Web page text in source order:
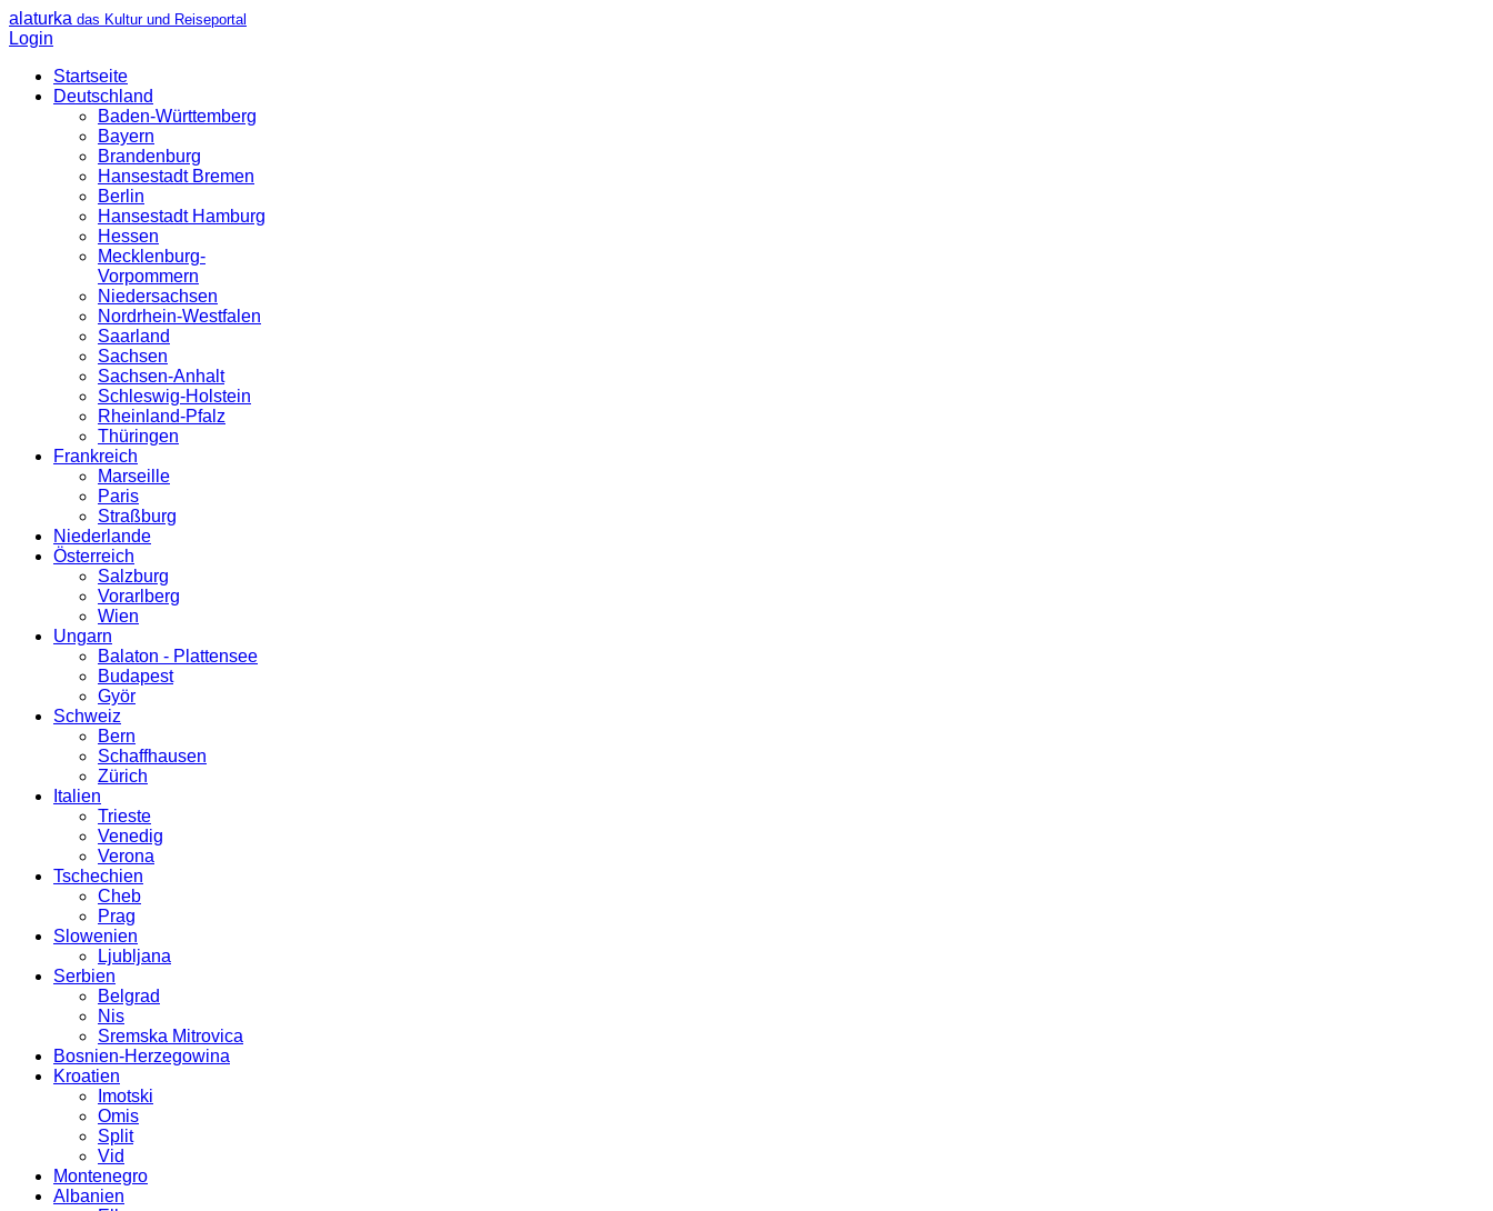
alaturka das Kultur und Reiseportal
Login
Startseite
Deutschland
Baden-Württemberg
Bayern
Brandenburg
Hansestadt Bremen
Berlin
Hansestadt Hamburg
Hessen
Mecklenburg-
Vorpommern
Niedersachsen
Nordrhein-Westfalen
Saarland
Sachsen
Sachsen-Anhalt
Schleswig-Holstein
Rheinland-Pfalz
Thüringen
Frankreich
Marseille
Paris
Straßburg
Niederlande
Österreich
Salzburg
Vorarlberg
Wien
Ungarn
Balaton - Plattensee
Budapest
Györ
Schweiz
Bern
Schaffhausen
Zürich
Italien
Trieste
Venedig
Verona
Tschechien
Cheb
Prag
Slowenien
Ljubljana
Serbien
Belgrad
Nis
Sremska Mitrovica
Bosnien-Herzegowina
Kroatien
Imotski
Omis
Split
Vid
Montenegro
Albanien